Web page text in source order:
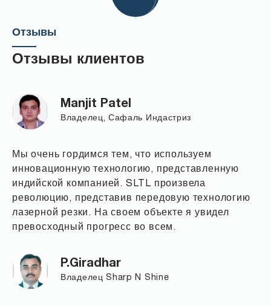
Отзывы
Отзывы клиентов
Manjit Patel
Владелец, Сафаль Индастриз
Мы очень гордимся тем, что используем
инновационную технологию, представленную
индийской компанией. SLTL произвела
революцию, представив передовую технологию
лазерной резки. На своем объекте я увидел
превосходный прогресс во всем.
P.Giradhar
Владелец Sharp N Shine